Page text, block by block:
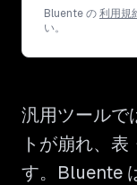
Bluente の利用規
い。
汎用ツールで
トが崩れ、
す。Bluente